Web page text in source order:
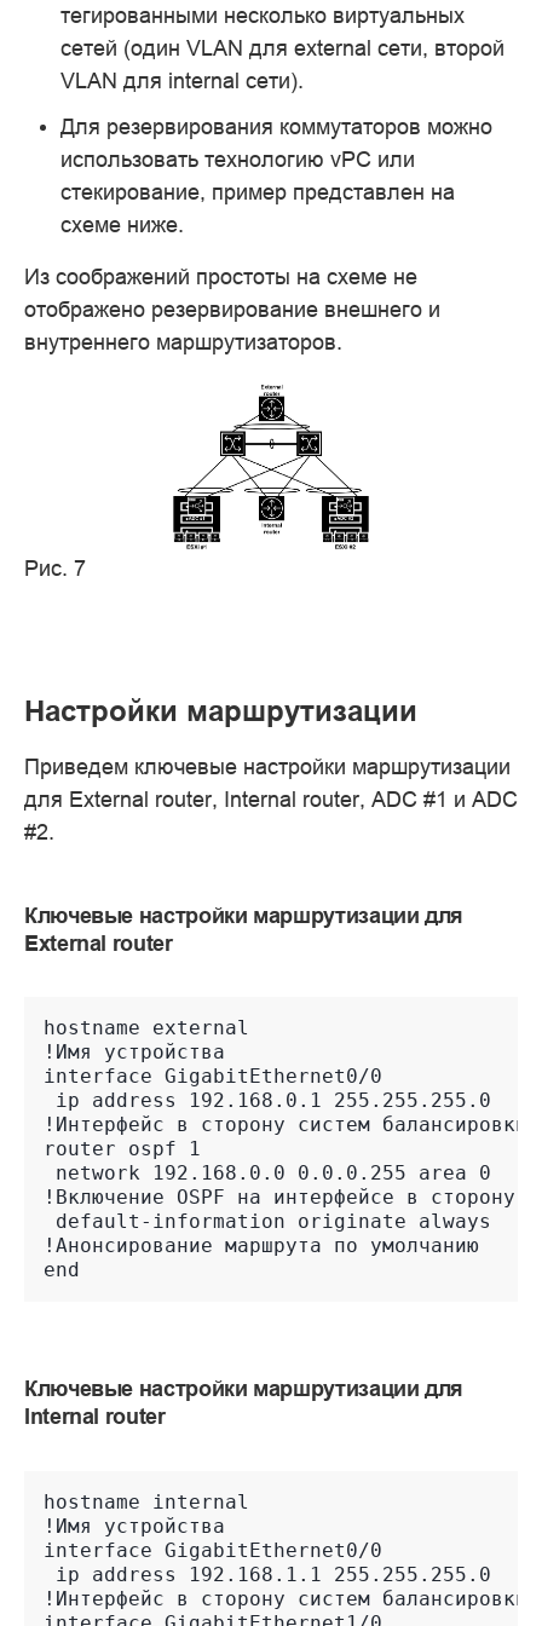
тегированными несколько виртуальных
сетей (один VLAN для external сети, второй
VLAN для internal сети).
Для резервирования коммутаторов можно
использовать технологию vPC или
стекирование, пример представлен на
схеме ниже.
Из соображений простоты на схеме не
отображено резервирование внешнего и
внутреннего маршрутизаторов.
Рис. 7
Настройки маршрутизации
Приведем ключевые настройки маршрутизации
для External router, Internal router, ADC #1 и ADC
#2.
Ключевые настройки маршрутизации для
External router
hostname external
!Имя устройства
interface GigabitEthernet0/0
ip address 192.168.0.1 255.255.255.0
!Интерфейс в сторону систем балансировки
router ospf 1
network 192.168.0.0 0.0.0.255 area 0
!Включение OSPF на интерфейсе в сторону
default-information originate always
!Анонсирование маршрута по умолчанию
end
Ключевые настройки маршрутизации для
Internal router
hostname internal
!Имя устройства
interface GigabitEthernet0/0
ip address 192.168.1.1 255.255.255.0
!Интерфейс в сторону систем балансировки